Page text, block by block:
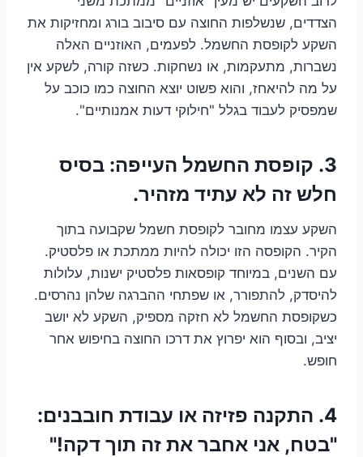
הצדדים, שנשלפות החוצה עם סיבוב בורג ומחזיקות את
השקע לקופסת החשמל. לפעמים, האוזניים האלה
נשברות, מתעקמות, או נשחקות. כשזה קורה, לשקע אין
על מה להיאחז, והוא פשוט יוצא החוצה כמו כוכב על
שמפסיק לעבוד בגלל "חילוקי דעות אמנותיים".
3. קופסת החשמל העייפה: בסיס
חלש זה לא עתיד מזהיר.
השקע עצמו מחובר לקופסת חשמל שקבועה בתוך
הקיר. הקופסה הזו יכולה להיות ממתכת או פלסטיק.
עם השנים, במיוחד קופסאות פלסטיק ישנות, עלולות
להיסדק, להתפורר, או שפתחי ההברגה שלהן נהרסים.
כשקופסת החשמל לא חזקה מספיק, השקע לא יושב
יציב, ובסוף הוא יפרוץ את דרכו החוצה בחיפוש אחר
חופש.
4. התקנה פזיזה או עבודת חובבנים:
"בטח, אני אחבר את זה תוך דקה!"